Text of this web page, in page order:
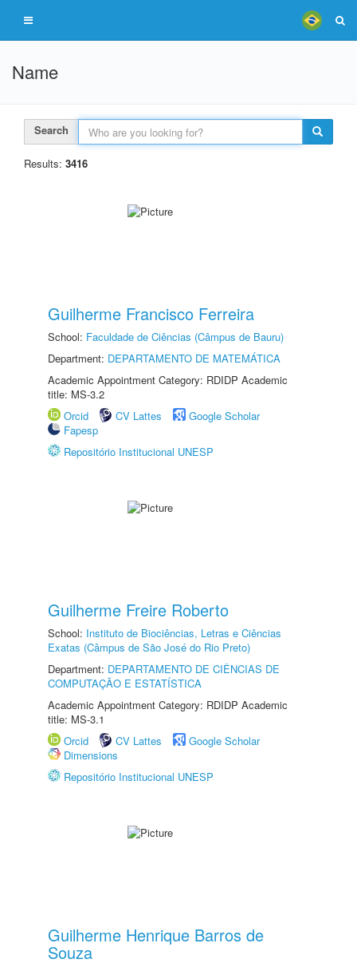
Name
Search
Results: 3416
Guilherme Francisco Ferreira
School: Faculdade de Ciências (Câmpus de Bauru)
Department: DEPARTAMENTO DE MATEMÁTICA
Academic Appointment Category: RDIDP Academic
title: MS-3.2
Orcid
CV Lattes
Google Scholar
Fapesp
Repositório Institucional UNESP
Guilherme Freire Roberto
School: Instituto de Biociências, Letras e Ciências
Exatas (Câmpus de São José do Rio Preto)
Department: DEPARTAMENTO DE CIÊNCIAS DE
COMPUTAÇÃO E ESTATÍSTICA
Academic Appointment Category: RDIDP Academic
title: MS-3.1
Orcid
CV Lattes
Google Scholar
Dimensions
Repositório Institucional UNESP
Guilherme Henrique Barros de
Souza